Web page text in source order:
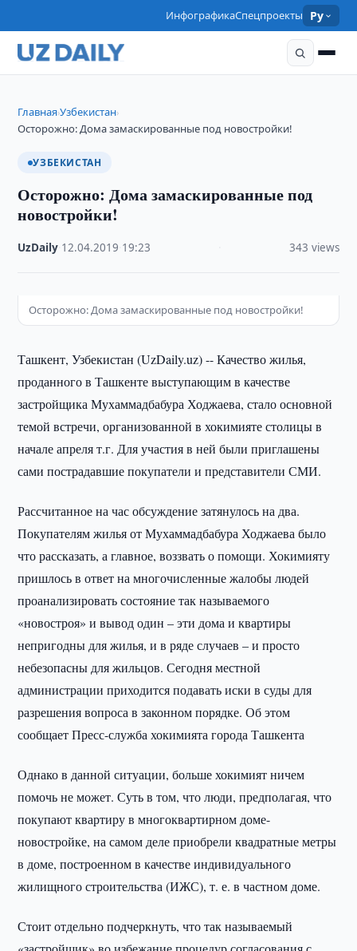
ИнфографикаСпецпроекты Ру
Главная›Узбекистан›
Осторожно: Дома замаскированные под новостройки!
УЗБЕКИСТАН
Осторожно: Дома замаскированные под
новостройки!
UzDaily 12.04.2019 19:23 343 views
Осторожно: Дома замаскированные под новостройки!
Ташкент, Узбекистан (UzDaily.uz) -- Качество жилья,
проданного в Ташкенте выступающим в качестве
застройщика Мухаммадбабура Ходжаева, стало основной
темой встречи, организованной в хокимияте столицы в
начале апреля т.г. Для участия в ней были приглашены
сами пострадавшие покупатели и представители СМИ.
Рассчитанное на час обсуждение затянулось на два.
Покупателям жилья от Мухаммадбабура Ходжаева было
что рассказать, а главное, воззвать о помощи. Хокимияту
пришлось в ответ на многочисленные жалобы людей
проанализировать состояние так называемого
«новостроя» и вывод один – эти дома и квартиры
непригодны для жилья, и в ряде случаев – и просто
небезопасны для жильцов. Сегодня местной
администрации приходится подавать иски в суды для
разрешения вопроса в законном порядке. Об этом
сообщает Пресс-служба хокимията города Ташкента
Однако в данной ситуации, больше хокимият ничем
помочь не может. Суть в том, что люди, предполагая, что
покупают квартиру в многоквартирном доме-
новостройке, на самом деле приобрели квадратные метры
в доме, построенном в качестве индивидуального
жилищного строительства (ИЖС), т. е. в частном доме.
Стоит отдельно подчеркнуть, что так называемый